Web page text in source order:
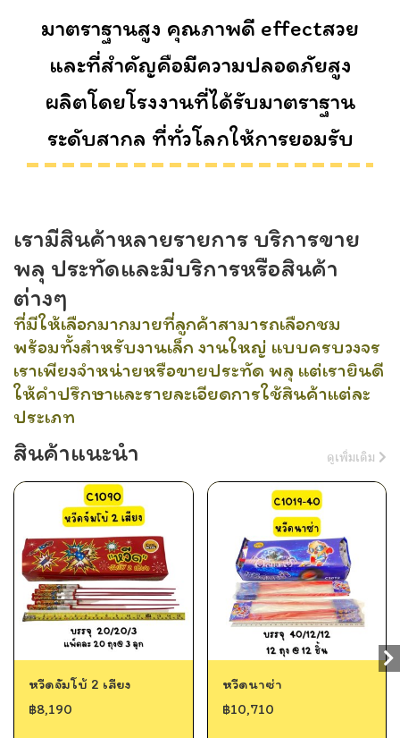
มาตราฐานสูง คุณภาพดี effectสวย
และที่สำคัญคือมีความปลอดภัยสูง
ผลิตโดยโรงงานที่ได้รับมาตราฐาน
ระดับสากล ที่ทั่วโลกให้การยอมรับ
เรามีสินค้าหลายรายการ บริการขาย
พลุ ประทัดและมีบริการหรือสินค้า
ต่างๆ
ที่มีให้เลือกมากมายที่ลูกค้าสามารถเลือกชม
พร้อมทั้งสำหรับงานเล็ก งานใหญ่ แบบครบวงจร
เราเพียงจำหน่ายหรือขายประทัด พลุ แต่เรายินดี
ให้คำปรึกษาและรายละเอียดการใช้สินค้าแต่ละ
ประเภท
สินค้าแนะนำ ดูเพิ่มเติม
หวีดจัมโบ้ 2 เสียง
฿8,190
หวีดนาซ่า
฿10,710